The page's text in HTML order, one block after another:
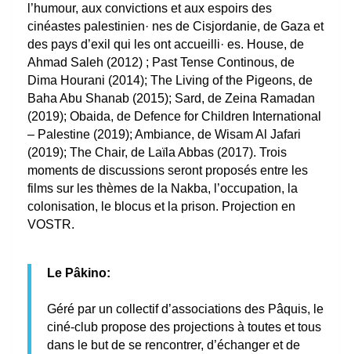
l’humour, aux convictions et aux espoirs des
cinéastes palestinien· nes de Cisjordanie, de Gaza et
des pays d’exil qui les ont accueilli· es. House, de
Ahmad Saleh (2012) ; Past Tense Continous, de
Dima Hourani (2014); The Living of the Pigeons, de
Baha Abu Shanab (2015); Sard, de Zeina Ramadan
(2019); Obaida, de Defence for Children International
– Palestine (2019); Ambiance, de Wisam Al Jafari
(2019); The Chair, de Laïla Abbas (2017). Trois
moments de discussions seront proposés entre les
films sur les thèmes de la Nakba, l’occupation, la
colonisation, le blocus et la prison. Projection en
VOSTR.
Le Pâkino:
Géré par un collectif d’associations des Pâquis, le
ciné-club propose des projections à toutes et tous
dans le but de se rencontrer, d’échanger et de